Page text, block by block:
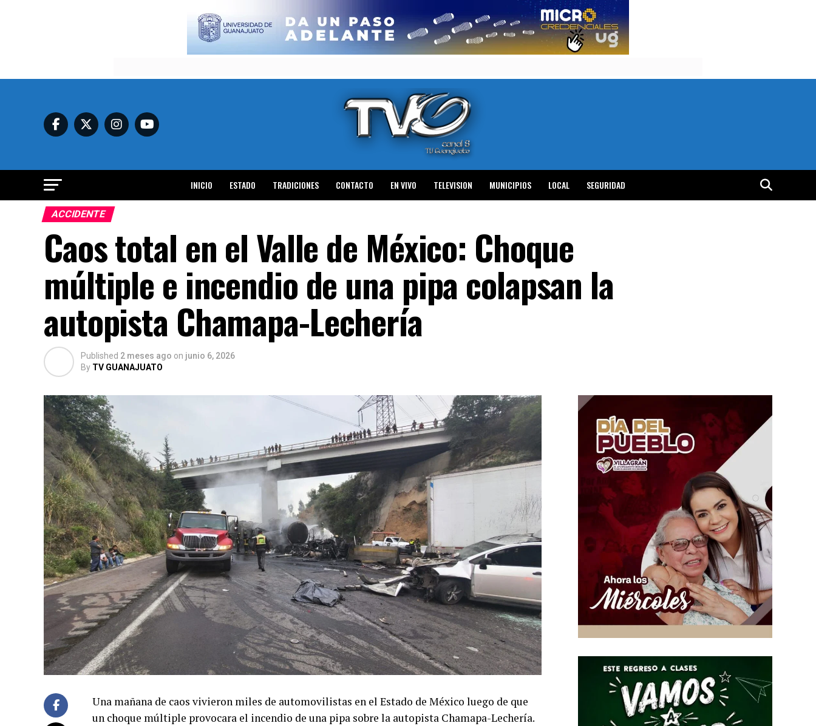
INICIO ESTADO TRADICIONES CONTACTO EN VIVO TELEVISION MUNICIPIOS LOCAL SEGURIDAD
ACCIDENTE
Caos total en el Valle de México: Choque
múltiple e incendio de una pipa colapsan la
autopista Chamapa-Lechería
Published 2 meses ago on junio 6, 2026
By TV GUANAJUATO
Una mañana de caos vivieron miles de automovilistas en el Estado de México luego de que
un choque múltiple provocara el incendio de una pipa sobre la autopista Chamapa-Lechería.